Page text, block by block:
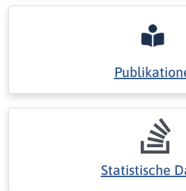
Statistische